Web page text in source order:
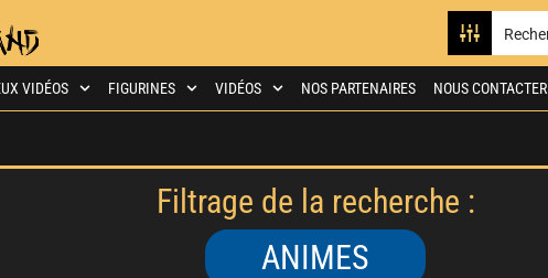
VIDÉOS FIGURINES VIDÉOS NOS PARTENAIRES NOUS CONTACTER
Filtrage de la recherche :
ANIMES